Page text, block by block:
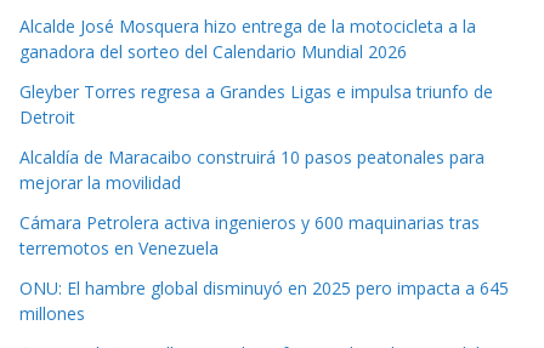
Alcalde José Mosquera hizo entrega de la motocicleta a la
ganadora del sorteo del Calendario Mundial 2026
Gleyber Torres regresa a Grandes Ligas e impulsa triunfo de
Detroit
Alcaldía de Maracaibo construirá 10 pasos peatonales para
mejorar la movilidad
Cámara Petrolera activa ingenieros y 600 maquinarias tras
terremotos en Venezuela
ONU: El hambre global disminuyó en 2025 pero impacta a 645
millones